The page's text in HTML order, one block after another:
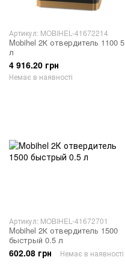
Артикул: MOBIHEL-41672214
Mobihel 2К отвердитель 1100 5
л
4 916.20 грн
Немає в наявності
Артикул: MOBIHEL-41672701
Mobihel 2К отвердитель 1500
быстрый 0.5 л
602.08 грн Немає в наявності